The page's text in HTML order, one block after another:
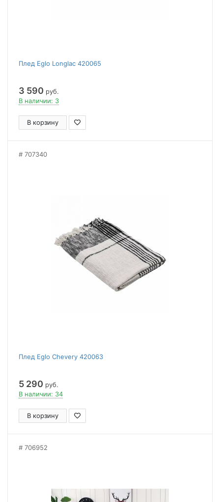
Плед Eglo Longlac 420065
3 590 руб.
В наличии: 3
В корзину
707340
Плед Eglo Chevery 420063
5 290 руб.
В наличии: 34
В корзину
706952